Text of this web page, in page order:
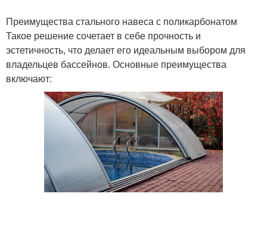
Преимущества стального навеса с поликарбонатом
Такое решение сочетает в себе прочность и
эстетичность, что делает его идеальным выбором для
владельцев бассейнов. Основные преимущества
включают: